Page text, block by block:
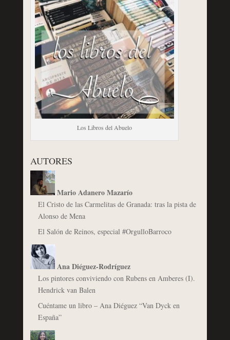
Los Libros del Abuelo
AUTORES
Mario Adanero Mazarío
El Cristo de las Carmelitas de Granada: tras la pista de
Alonso de Mena
El Salón de Reinos, especial #OrgulloBarroco
Ana Diéguez-Rodríguez
Los pintores conviviendo con Rubens en Amberes (I).
Hendrick van Balen
Cuéntame un libro – Ana Diéguez “Van Dyck en
España”